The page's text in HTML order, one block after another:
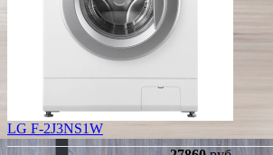
LG F-2J3NS1W